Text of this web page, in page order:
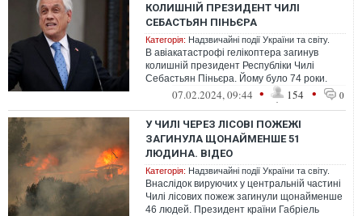
КОЛИШНІЙ ПРЕЗИДЕНТ ЧИЛІ
СЕБАСТЬЯН ПІНЬЄРА
Категорія: Надзвичайні події України та світу.
В авіакатастрофі гелікоптера загинув
колишній президент Республіки Чилі
Себастьян Піньєра. Йому було 74 роки.
07.02.2024, 09:44 • 154 • 0
У ЧИЛІ ЧЕРЕЗ ЛІСОВІ ПОЖЕЖІ
ЗАГИНУЛА ЩОНАЙМЕНШЕ 51
ЛЮДИНА. ВІДЕО
Категорія: Надзвичайні події України та світу.
Внаслідок вируючих у центральній частині
Чилі лісових пожеж загинули щонайменше
46 людей. Президент країни Габріель